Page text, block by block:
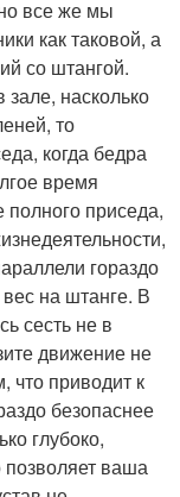
все же мы
как таковой, а
со штангой.
насколько
то
когда бедра
время
полного приседа,
гораздо
на штанге. В
сесть не в
движение не
что приводит к
безопаснее
глубоко,
позволяет ваша